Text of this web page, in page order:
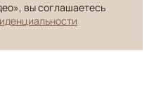
вы соглашаетесь